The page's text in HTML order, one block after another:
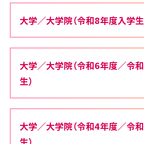
大学／大学院（令和8年度入学生
大学／大学院（令和6年度／令
生）
大学／大学院（令和4年度／令